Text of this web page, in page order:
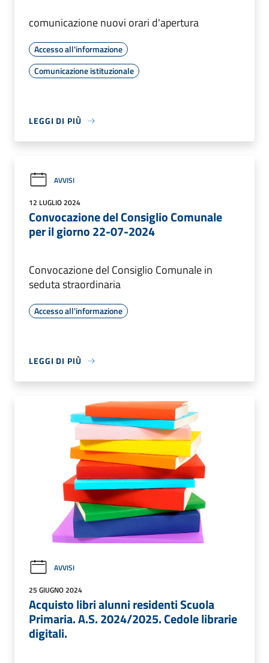
comunicazione nuovi orari d'apertura
Accesso all'informazione
Comunicazione istituzionale
LEGGI DI PIÙ
AVVISI
12 LUGLIO 2024
Convocazione del Consiglio Comunale
per il giorno 22-07-2024
Convocazione del Consiglio Comunale in
seduta straordinaria
Accesso all'informazione
LEGGI DI PIÙ
AVVISI
25 GIUGNO 2024
Acquisto libri alunni residenti Scuola
Primaria. A.S. 2024/2025. Cedole librarie
digitali.